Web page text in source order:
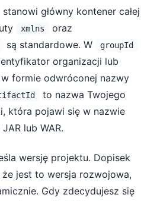
stanowi główny kontener całej
xmlns oraz
są standardowe. W groupId
organizacji lub
formie odwróconej nazwy
to nazwa Twojego
która pojawi się w nazwie
lub WAR.
wersję projektu. Dopisek
że jest to wersja rozwojowa,
Gdy zdecydujesz się